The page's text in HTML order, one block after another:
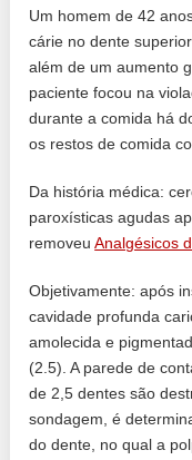
Um homem de 42
cárie no dente
além de um aumento
paciente focou na
durante a comida há
os restos de comida
Da história médica:
paroxísticas agudas
removeuAnalgésicos
Objetivamente: após
cavidade profunda
amolecida e
(2.5). A parede de
de 2,5 dentes são
sondagem, é
do dente, no qual a